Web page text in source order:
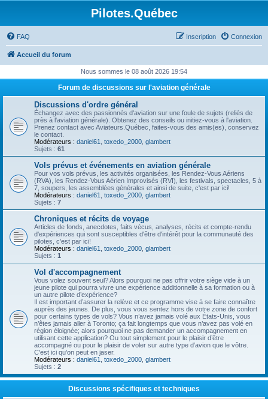
Pilotes.Québec
FAQ Connexion
Inscription
Accueil du forum
Nous sommes le 08 août 2026 19:54
Forum de discussions sur l'aviation générale
Discussions d'ordre général
Échangez avec des passionnés d'aviation sur une foule de sujets (reliés de
près à l'aviation générale). Obtenez des conseils ou initiez-vous à l'aviation.
Prenez contact avec Aviateurs.Québec, faites-vous des amis(es), conservez
le contact.
Modérateurs : daniel61 toxedo_2000 glambert
Sujets : 61
Vols prévus et événements en aviation générale
Pour vos vols prévus, les activités organisées, les Rendez-Vous Aériens
(RVA), les Rendez-Vous Aérien Improvisés (RVI), les festivals, spectacles, 5 à
7, soupers, les assemblées générales et ainsi de suite, c'est par ici!
Modérateurs : daniel61 toxedo_2000 glambert
Sujets : 7
Chroniques et récits de voyage
Articles de fonds, anecdotes, faits vécus, analyses, récits et compte-rendu
d'expériences qui sont susceptibles d'être d'intérêt pour la communauté des
pilotes, c'est par ici!
Modérateurs : daniel61 toxedo_2000 glambert
Sujets : 1
Vol d'accompagnement
Vous volez souvent seul? Alors pourquoi ne pas offrir votre siège vide à un
jeune pilote qui pourra vivre une expérience additionnelle à sa formation ou à
un autre pilote d’expérience?
Il est important d’assurer la relève et ce programme vise à se faire connaître
auprès des jeunes. De plus, vous vous sentez hors de votre zone de confort
pour certains types de vols? Vous n’avez jamais volé aux États-Unis, vous
n’êtes jamais aller à Toronto; ça fait longtemps que vous n’avez pas volé en
région éloignée; alors pourquoi ne pas demander un accompagnement en
utilisant cette application? Ou tout simplement pour le plaisir d’être
accompagné ou pour le plaisir de voler sur autre type d’avion que le vôtre.
C'est ici qu'on peut en jaser.
Modérateurs : daniel61 toxedo_2000 glambert
Sujets : 2
Discussions spécifiques et techniques